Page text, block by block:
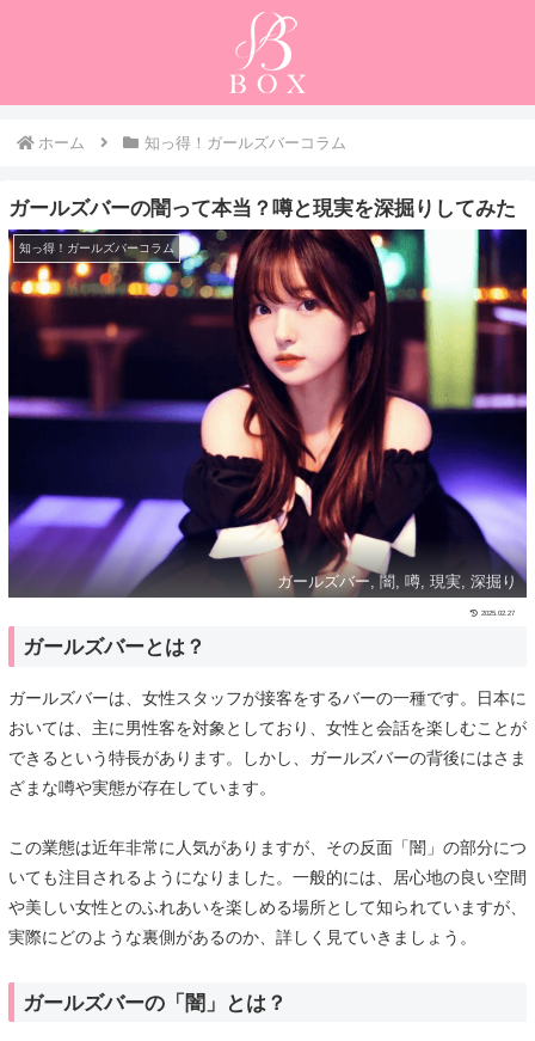
ホーム 知っ得！ガールズバーコラム
ガールズバーの闇って本当？噂と現実を深掘りしてみた
知っ得！ガールズバーコラム
ガールズバー, 闇, 噂, 現実, 深掘り
2025.02.27
ガールズバーとは？
ガールズバーは、女性スタッフが接客をするバーの一種です。日本に
おいては、主に男性客を対象としており、女性と会話を楽しむことが
できるという特長があります。しかし、ガールズバーの背後にはさま
ざまな噂や実態が存在しています。
この業態は近年非常に人気がありますが、その反面「闇」の部分につ
いても注目されるようになりました。一般的には、居心地の良い空間
や美しい女性とのふれあいを楽しめる場所として知られていますが、
実際にどのような裏側があるのか、詳しく見ていきましょう。
ガールズバーの「闇」とは？